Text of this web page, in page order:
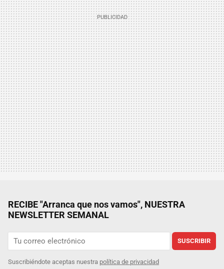
RECIBE "Arranca que nos vamos", NUESTRA
NEWSLETTER SEMANAL
SUSCRIBIR
Suscribiéndote aceptas nuestra política de privacidad